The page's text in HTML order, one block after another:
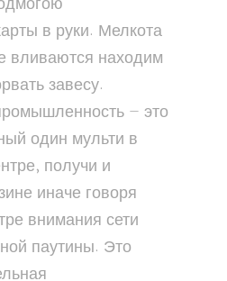
в руки. Мелкота
вливаются находим
завесу.
— это
один мульти в
получи и
иначе говоря
внимания сети
паутины. Это